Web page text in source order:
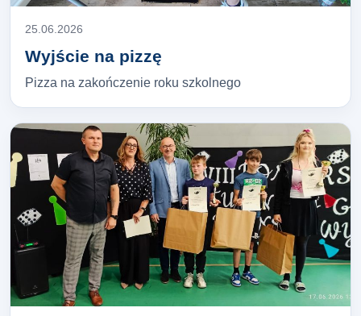
25.06.2026
Wyjście na pizzę
Pizza na zakończenie roku szkolnego